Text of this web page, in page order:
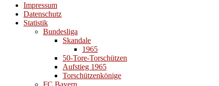
Impressum
Datenschutz
Statistik
Bundesliga
Skandale
1965
50-Tore-Torschützen
Aufstieg 1965
Torschützenkönige
FC Bayern